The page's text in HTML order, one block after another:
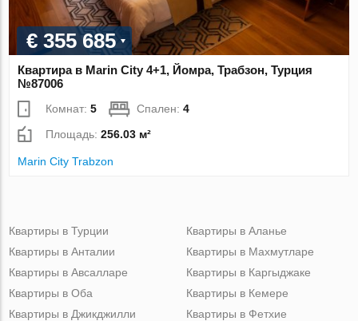
€ 355 685
Квартира в Marin City 4+1, Йомра, Трабзон, Турция
№87006
Комнат:5 Спален:4
Площадь:256.03 м²
Marin City Trabzon
Квартиры в Турции
Квартиры в Анталии
Квартиры в Авсалларе
Квартиры в Оба
Квартиры в Джикджилли
Квартиры в Аланье
Квартиры в Махмутларе
Квартиры в Каргыджаке
Квартиры в Кемере
Квартиры в Фетхие